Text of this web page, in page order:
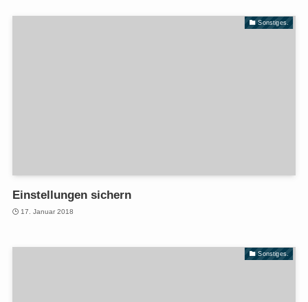
Sonstiges.
Einstellungen sichern
17. Januar 2018
Sonstiges.